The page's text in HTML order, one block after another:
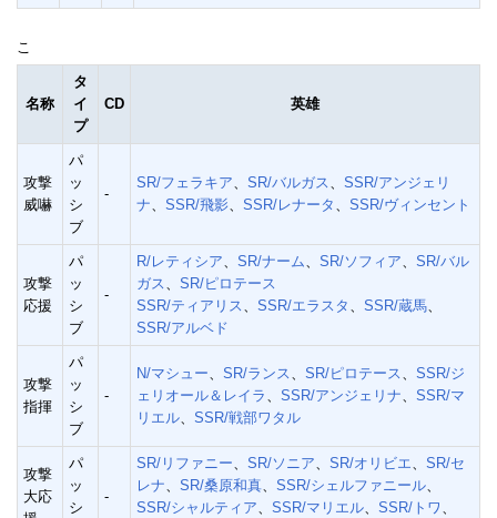
こ
名称
タ
イ
プ
CD 英雄
攻撃
威嚇
パ
ッ
シ
ブ
-
SR/フェラキア SR/バルガス
SSR/アンジェリ
ナ
SSR/飛影 SSR/レナータ SSR/ヴィンセント
攻撃
応援
パ
ッ
シ
ブ
-
R/レティシア SR/ナーム SR/ソフィア
SR/バル
ガス
SR/ピロテース
SSR/ティアリス
SSR/エラスタ SSR/蔵馬
SSR/アルベド
攻撃
指揮
パ
ッ
シ
ブ
-
N/マシュー SR/ランス SR/ピロテース
SSR/ジ
ェリオール＆レイラ
SSR/アンジェリナ
SSR/マ
リエル
SSR/戦部ワタル
攻撃
大応
パ
ッ
シ
-
SR/リファニー SR/ソニア SR/オリビエ
SR/セ
レナ
SR/桑原和真 SSR/シェルファニール
SSR/シャルティア
SSR/マリエル SSR/トワ